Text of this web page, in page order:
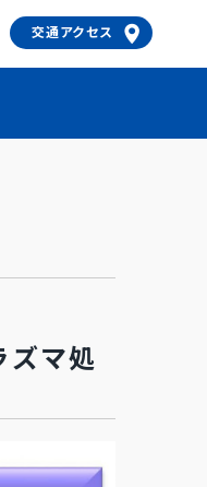
交通アクセス
マ処